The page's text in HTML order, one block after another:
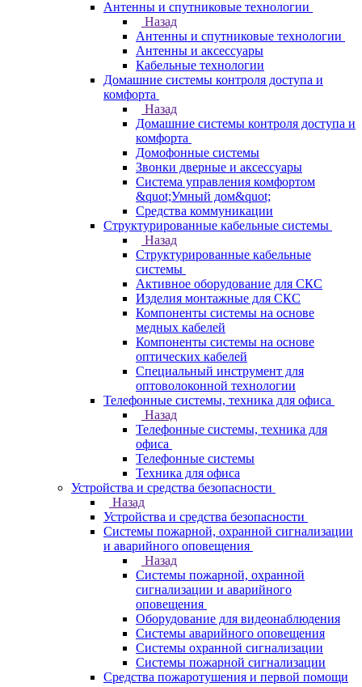
Антенны и спутниковые технологии
Назад
Антенны и спутниковые технологии
Антенны и аксессуары
Кабельные технологии
Домашние системы контроля доступа и
комфорта
Назад
Домашние системы контроля доступа и
комфорта
Домофонные системы
Звонки дверные и аксессуары
Система управления комфортом
&quot;Умный дом&quot;
Средства коммуникации
Структурированные кабельные системы
Назад
Структурированные кабельные
системы
Активное оборудование для СКС
Изделия монтажные для СКС
Компоненты системы на основе
медных кабелей
Компоненты системы на основе
оптических кабелей
Специальный инструмент для
оптоволоконной технологии
Телефонные системы, техника для офиса
Назад
Телефонные системы, техника для
офиса
Телефонные системы
Техника для офиса
Устройства и средства безопасности
Назад
Устройства и средства безопасности
Системы пожарной, охранной сигнализации
и аварийного оповещения
Назад
Системы пожарной, охранной
сигнализации и аварийного
оповещения
Оборудование для видеонаблюдения
Системы аварийного оповещения
Системы охранной сигнализации
Системы пожарной сигнализации
Средства пожаротушения и первой помощи